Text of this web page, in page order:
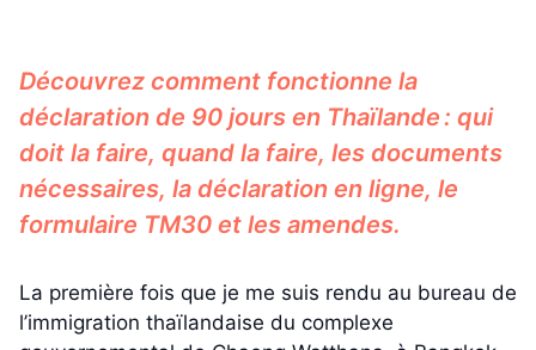
Découvrez comment fonctionne la
déclaration de 90 jours en Thaïlande : qui
doit la faire, quand la faire, les documents
nécessaires, la déclaration en ligne, le
formulaire TM30 et les amendes.
La première fois que je me suis rendu au bureau de
l’immigration thaïlandaise du complexe